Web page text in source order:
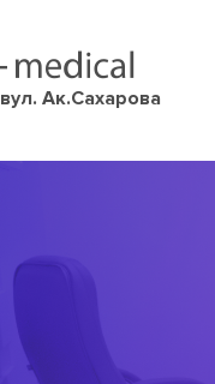
вул. Ак.Сахарова